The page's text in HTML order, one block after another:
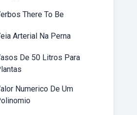
There To Be
Arterial Na Perna
De 50 Litros Para
Numerico De Um